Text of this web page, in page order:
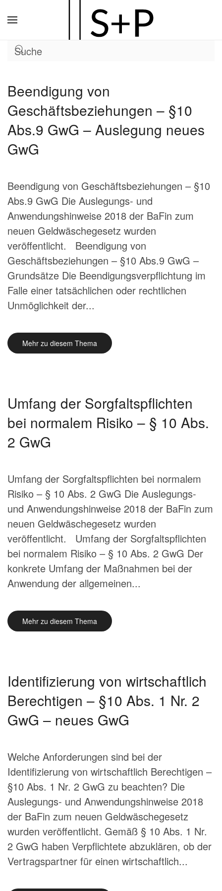
Hauptinhalt
springen
Beendigung von
Geschäftsbeziehungen – §10
Abs.9 GwG – Auslegung neues
GwG
Beendigung von Geschäftsbeziehungen – §10
Abs.9 GwG Die Auslegungs- und
Anwendungshinweise 2018 der BaFin zum
neuen Geldwäschegesetz wurden
veröffentlicht. Beendigung von
Geschäftsbeziehungen – §10 Abs.9 GwG –
Grundsätze Die Beendigungsverpflichtung im
Falle einer tatsächlichen oder rechtlichen
Unmöglichkeit der...
Mehr zu diesem Thema
Umfang der Sorgfaltspflichten
bei normalem Risiko – § 10 Abs.
2 GwG
Umfang der Sorgfaltspflichten bei normalem
Risiko – § 10 Abs. 2 GwG Die Auslegungs-
und Anwendungshinweise 2018 der BaFin zum
neuen Geldwäschegesetz wurden
veröffentlicht. Umfang der Sorgfaltspflichten
bei normalem Risiko – § 10 Abs. 2 GwG Der
konkrete Umfang der Maßnahmen bei der
Anwendung der allgemeinen...
Mehr zu diesem Thema
Identifizierung von wirtschaftlich
Berechtigen – §10 Abs. 1 Nr. 2
GwG – neues GwG
Welche Anforderungen sind bei der
Identifizierung von wirtschaftlich Berechtigen –
§10 Abs. 1 Nr. 2 GwG zu beachten? Die
Auslegungs- und Anwendungshinweise 2018
der BaFin zum neuen Geldwäschegesetz
wurden veröffentlicht. Gemäß § 10 Abs. 1 Nr.
2 GwG haben Verpflichtete abzuklären, ob der
Vertragspartner für einen wirtschaftlich...